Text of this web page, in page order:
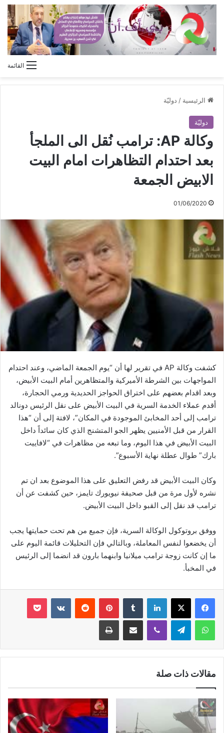
القائمة
الرئيسية / دوليّة
دوليّة
وكالة AP: ترامب نُقل الى الملجأ
بعد احتدام التظاهرات امام البيت
الابيض الجمعة
01/06/2020
كشفت وكالة AP في ​تقرير​ لها أن “يوم الجمعة الماضي، وعند احتدام
المواجهات بين ​الشرطة الأميركية​ و​المتظاهرين​ أمام ​البيت الأبيض​،
وبعد اقدام بعضهم على اختراق الحواجز الحديدية ورمي الحجارة،
أقدم عملاء الخدمة السرية في البيت الأبيض على نقل الرئيس ​دونالد
ترامب​ إلى أحد المخابئ الموجودة في المكان”، لافتة إلى أن “هذا
القرار من قبل الأمنيين يظهر الجو المتشنج الذي كان سائداً داخل
البيت الأبيض في هذا اليوم، وما تبعه من ​مظاهرات​ في “لافاييت
بارك” طوال عطلة نهاية الأسبوع”.
وكان البيت الأبيض قد رفض التعليق على هذا الموضوع بعد ان تم
نشره لأول مرة من قبل صحيفة ​نيويورك تايمز​، حين كشفت عن أن
ترامب قد نقل إلى القبو داخل البيت الأبيض.
ووفق بروتوكول الوكالة السرية، فإن جميع من هم تحت حمايتها يجب
أن يخضعوا لنفس المعاملة، وبالتالي فإن التحليلات قائمة اليوم على
ما إن كانت زوجة ترامب ميلانيا وابنهما بارون قد انضما إلى الرئيس
في المخبأ.
لينكدإن بينتيريست
واتساب
مقالات ذات صلة